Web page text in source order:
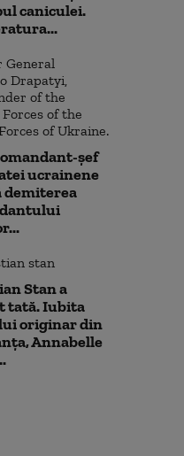
din SUA
când
caniculei.
șef
ucrainene
demiterea
Stan a
tată. Iubita
originar din
Annabelle